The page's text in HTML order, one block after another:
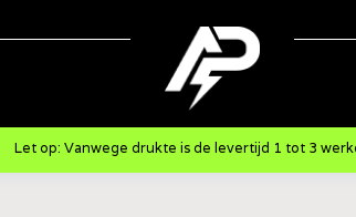
Let op: Vanwege drukte is de levertijd 1 tot 3